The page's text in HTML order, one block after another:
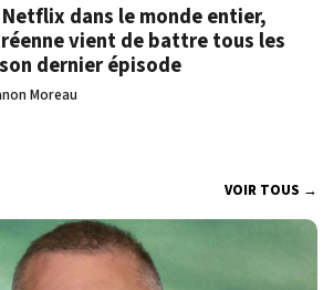
dans le monde entier,
vient de battre tous les
dernier épisode
Moreau
VOIR TOUS →